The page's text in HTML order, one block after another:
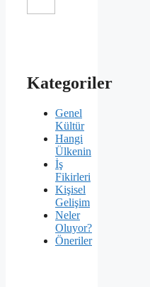
Kategoriler
Genel
Kültür
Hangi
Ülkenin
İş
Fikirleri
Kişisel
Gelişim
Neler
Oluyor?
Öneriler